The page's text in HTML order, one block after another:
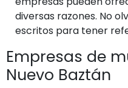
diversas razones. No
escritos para tener
Empresas de
Nuevo Baztán